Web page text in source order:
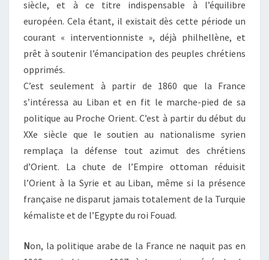
siècle, et à ce titre indispensable à l’équilibre
européen. Cela étant, il existait dès cette période un
courant « interventionniste », déjà philhellène, et
prêt à soutenir l’émancipation des peuples chrétiens
opprimés.
C’est seulement à partir de 1860 que la France
s’intéressa au Liban et en fit le marche-pied de sa
politique au Proche Orient. C’est à partir du début du
XXe siècle que le soutien au nationalisme syrien
remplaça la défense tout azimut des chrétiens
d’Orient. La chute de l’Empire ottoman réduisit
l’Orient à la Syrie et au Liban, même si la présence
française ne disparut jamais totalement de la Turquie
kémaliste et de l’Egypte du roi Fouad.
Non, la politique arabe de la France ne naquit pas en